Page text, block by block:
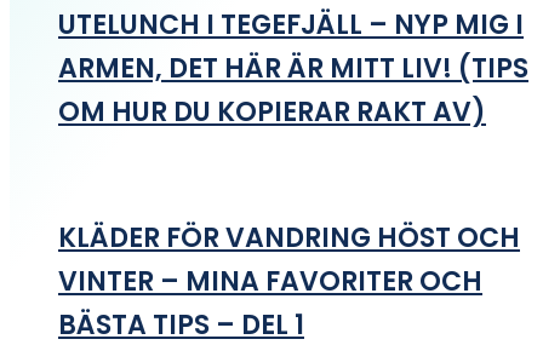
UTELUNCH I TEGEFJÄLL – NYP MIG I
ARMEN, DET HÄR ÄR MITT LIV! (TIPS
OM HUR DU KOPIERAR RAKT AV)
KLÄDER FÖR VANDRING HÖST OCH
VINTER – MINA FAVORITER OCH
BÄSTA TIPS – DEL 1